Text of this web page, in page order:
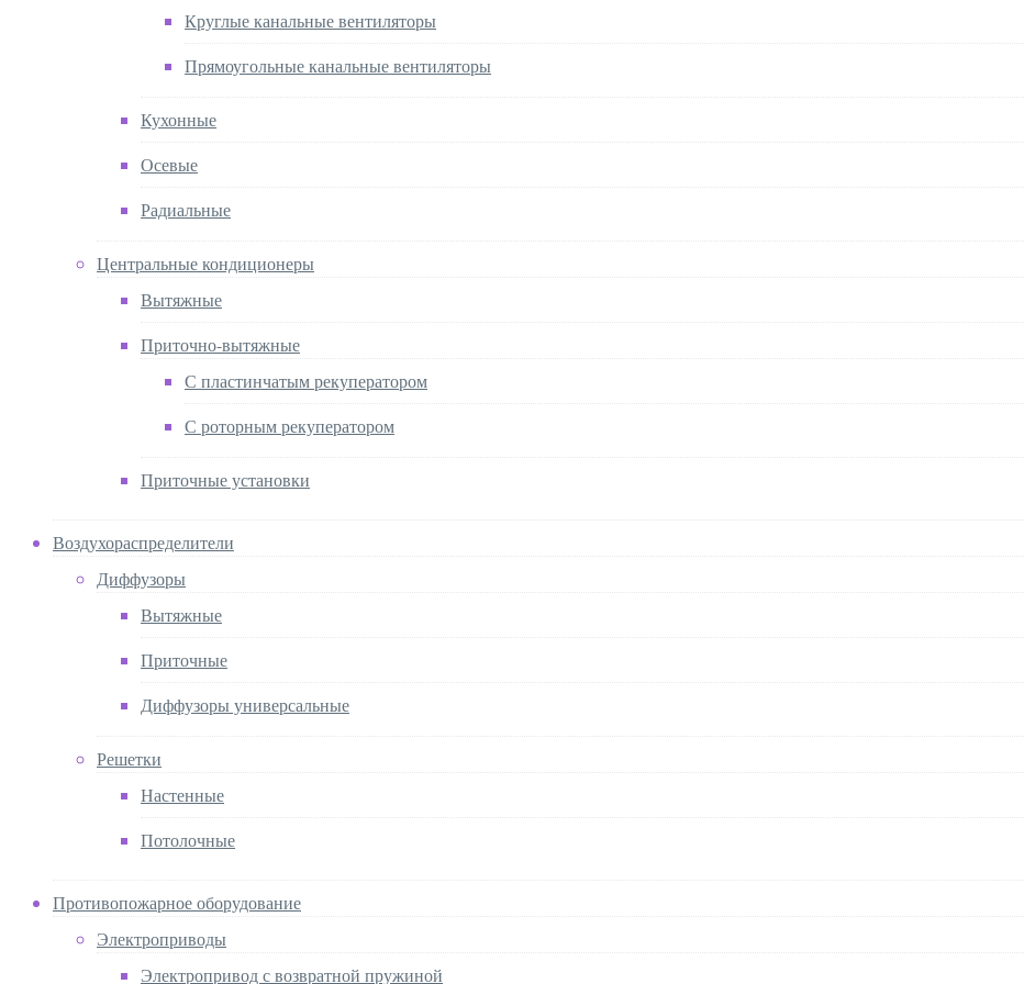
Круглые канальные вентиляторы
Прямоугольные канальные вентиляторы
Кухонные
Осевые
Радиальные
Центральные кондиционеры
Вытяжные
Приточно-вытяжные
С пластинчатым рекуператором
С роторным рекуператором
Приточные установки
Воздухораспределители
Диффузоры
Вытяжные
Приточные
Диффузоры универсальные
Решетки
Настенные
Потолочные
Противопожарное оборудование
Электроприводы
Электропривод с возвратной пружиной